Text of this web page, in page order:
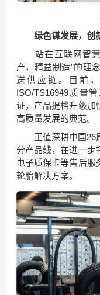
绿
绿色谋发展，创
站在互联网智慧
产，精益制造”的理
送供应链。目前
ISO/TS16949质量
证，产品提档升级加
高质量发展的典范。
正值深耕中国26周
分产品线，在进一步
电子质保卡等售后服
轮胎解决方案。